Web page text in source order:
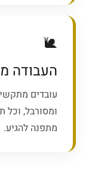
🐌
העבודה
עובדים
ומסורבל,
מתפנה להגיע.